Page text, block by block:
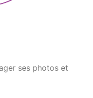
ses photos et